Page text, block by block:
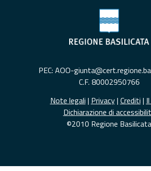
PEC: AOO-
C.F. 80002950766
Note legali | Privacy| Crediti |
Dichiarazione di
©2010 Regione Basilicata